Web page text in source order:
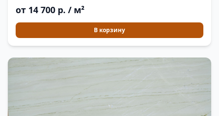
от 14 700 р. / м²
В корзину